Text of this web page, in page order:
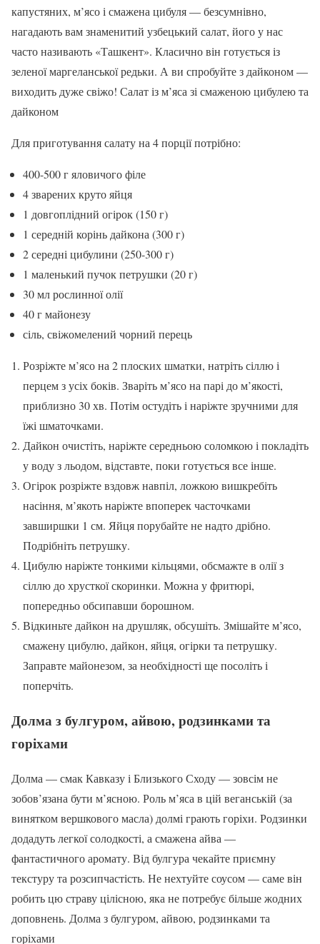
капустяних, м’ясо і смажена цибуля — безсумнівно,
нагадають вам знаменитий узбецький салат, його у нас
часто називають «Ташкент». Класично він готується із
зеленої маргеланської редьки. А ви спробуйте з дайконом —
виходить дуже свіжо! Салат із м’яса зі смаженою цибулею та
дайконом
Для приготування салату на 4 порції потрібно:
400-500 г яловичого філе
4 зварених круто яйця
1 довгоплідний огірок (150 г)
1 середній корінь дайкона (300 г)
2 середні цибулини (250-300 г)
1 маленький пучок петрушки (20 г)
30 мл рослинної олії
40 г майонезу
сіль, свіжомелений чорний перець
Розріжте м’ясо на 2 плоских шматки, натріть сіллю і
перцем з усіх боків. Зваріть м’ясо на парі до м’якості,
приблизно 30 хв. Потім остудіть і наріжте зручними для
їжі шматочками.
Дайкон очистіть, наріжте середньою соломкою і покладіть
у воду з льодом, відставте, поки готується все інше.
Огірок розріжте вздовж навпіл, ложкою вишкребіть
насіння, м’якоть наріжте впоперек часточками
завширшки 1 см. Яйця порубайте не надто дрібно.
Подрібніть петрушку.
Цибулю наріжте тонкими кільцями, обсмажте в олії з
сіллю до хрусткої скоринки. Можна у фритюрі,
попередньо обсипавши борошном.
Відкиньте дайкон на друшляк, обсушіть. Змішайте м’ясо,
смажену цибулю, дайкон, яйця, огірки та петрушку.
Заправте майонезом, за необхідності ще посоліть і
поперчіть.
Долма з булгуром, айвою, родзинками та
горіхами
Долма — смак Кавказу і Близького Сходу — зовсім не
зобов’язана бути м’ясною. Роль м’яса в цій веганській (за
винятком вершкового масла) долмі грають горіхи. Родзинки
додадуть легкої солодкості, а смажена айва —
фантастичного аромату. Від булгура чекайте приємну
текстуру та розсипчастість. Не нехтуйте соусом — саме він
робить цю страву цілісною, яка не потребує більше жодних
доповнень. Долма з булгуром, айвою, родзинками та
горіхами